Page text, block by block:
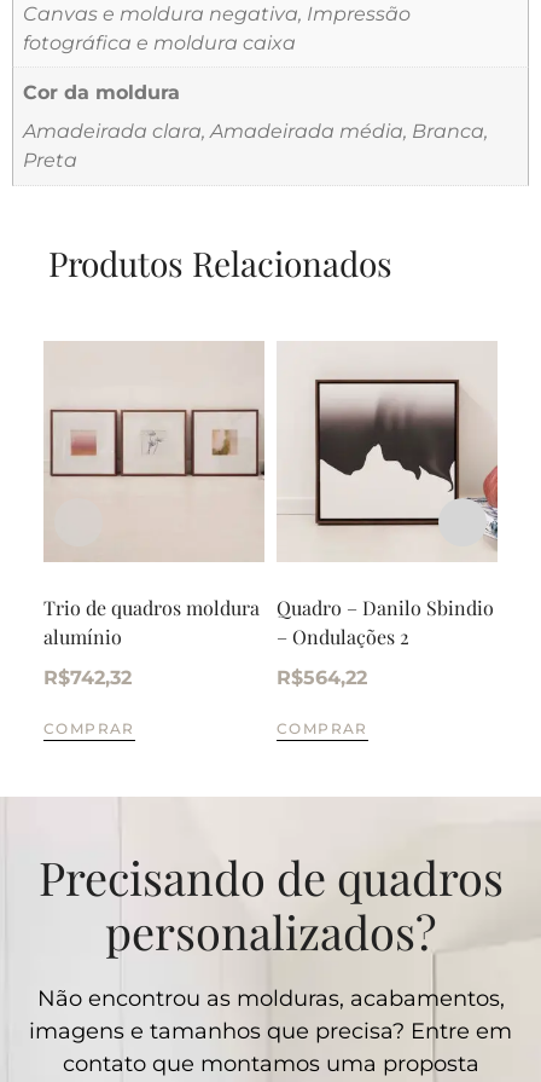
Canvas e moldura negativa, Impressão
fotográfica e moldura caixa
Cor da moldura
Amadeirada clara, Amadeirada média, Branca,
Preta
Produtos Relacionados
Trio de quadros moldura
alumínio
R$742,32
COMPRAR
Quadro – Danilo Sbindio
– Ondulações 2
R$564,22
COMPRAR
Precisando de quadros
personalizados?
Não encontrou as molduras, acabamentos,
imagens e tamanhos que precisa? Entre em
contato que montamos uma proposta